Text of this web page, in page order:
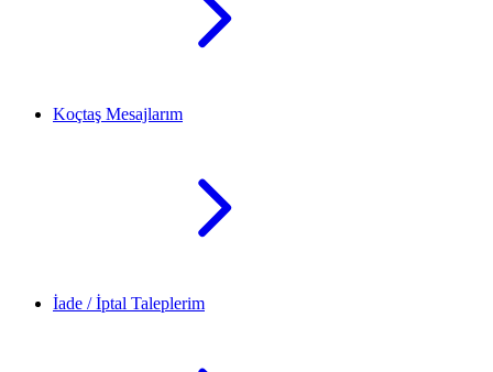
Koçtaş Mesajlarım
İade / İptal Taleplerim